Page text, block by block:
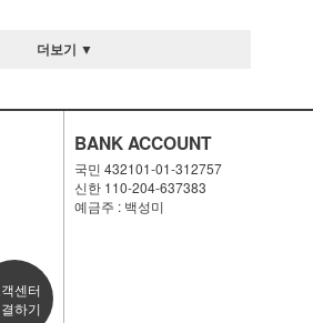
더보기 ▼
센터
하기
BANK ACCOUNT
국민 432101-01-312757
신한 110-204-637383
예금주 : 백성미